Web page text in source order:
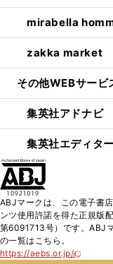
mirabella
zakka market
その他WEBサービ
集英社アドナビ
集英社エディタ
ABJマークは、この電子書
ンツ使用許諾を得た正規版
第6091713号）です。ABJ
の一覧はこちら。
https://aebs.or.jp/
新